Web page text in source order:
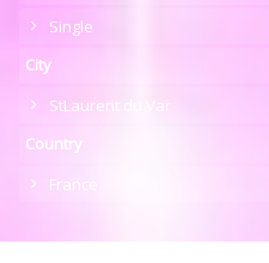
Single
City
StLaurent du Var
Country
France